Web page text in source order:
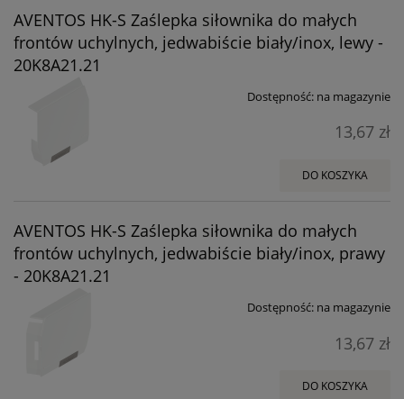
AVENTOS HK-S Zaślepka siłownika do małych
frontów uchylnych, jedwabiście biały/inox, lewy -
20K8A21.21
Dostępność: na magazynie
13,67 zł
DO KOSZYKA
AVENTOS HK-S Zaślepka siłownika do małych
frontów uchylnych, jedwabiście biały/inox, prawy
- 20K8A21.21
Dostępność: na magazynie
13,67 zł
DO KOSZYKA